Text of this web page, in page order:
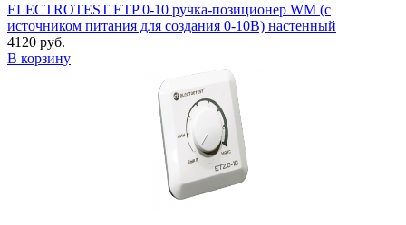
ELECTROTEST ETP 0-10 ручка-позиционер WM (с
источником питания для создания 0-10В) настенный
4120 руб.
В корзину